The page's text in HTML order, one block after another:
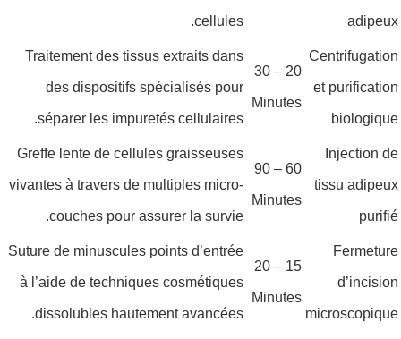
adipeux
cellules.
Centrifugation
et purification
biologique
20 – 30
Minutes
Traitement des tissus extraits dans
des dispositifs spécialisés pour
séparer les impuretés cellulaires.
Injection de
tissu adipeux
purifié
60 – 90
Minutes
Greffe lente de cellules graisseuses
vivantes à travers de multiples micro-
couches pour assurer la survie.
Fermeture
d’incision
microscopique
15 – 20
Minutes
Suture de minuscules points d’entrée
à l’aide de techniques cosmétiques
dissolubles hautement avancées.